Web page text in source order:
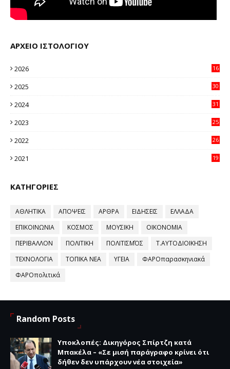
ΑΡΧΕΙΟ ΙΣΤΟΛΟΓΙΟΥ
2026
16
2025
30
2024
31
2023
25
2022
26
2021
19
ΚΑΤΗΓΟΡΙΕΣ
ΑΘΛΗΤΙΚΑ ΑΠΟΨΕΙΣ ΑΡΘΡΑ ΕΙΔΗΣΕΙΣ
ΕΛΛΑΔΑ
ΕΠΙΚΟΙΝΩΝΙΑ
ΚΟΣΜΟΣ ΜΟΥΣΙΚΗ
ΟΙΚΟΝΟΜΙΑ
ΠΕΡΙΒΑΛΛΟΝ
ΠΟΛΙΤΙΚΗ ΠΟΛΙΤΙΣΜΌΣ
Τ.ΑΥΤΟΔΙΟΙΚΗΣΗ
ΤΕΧΝΟΛΟΓΙΑ
ΤΟΠΙΚΑ ΝΕΑ ΥΓΕΙΑ
ΦΑΡΟπαρασκηνιακά
ΦΑΡΟπολιτικά
Random Posts
Υποκλοπές: Δικηγόρος Σπίρτζη κατά
Μπακέλα – «Σε μισή παράγραφο κρίνει ότι
δήθεν δεν υπάρχουν νέα στοιχεία»